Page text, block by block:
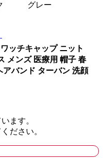
グレー
ッチキャップ ニット
メンズ 医療用 帽子 春
バンド ターバン 洗顔
ます。
ださい。